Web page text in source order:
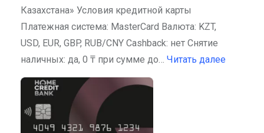
Казахстана» Условия кредитной карты
Платежная система: MasterCard Валюта: KZT,
USD, EUR, GBP, RUB/CNY Cashback: нет Снятие
наличных: да, 0 ₸ при сумме до… Читать далее